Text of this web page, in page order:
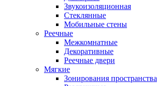
Звукоизоляционная
Стеклянные
Мобильные стены
Реечные
Межкомнатные
Декоративные
Реечные двери
Мягкие
Зонирования пространства